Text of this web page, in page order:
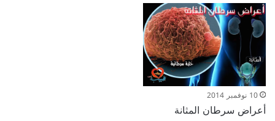
10 نوفمبر 2014
أعراض سرطان المثانة